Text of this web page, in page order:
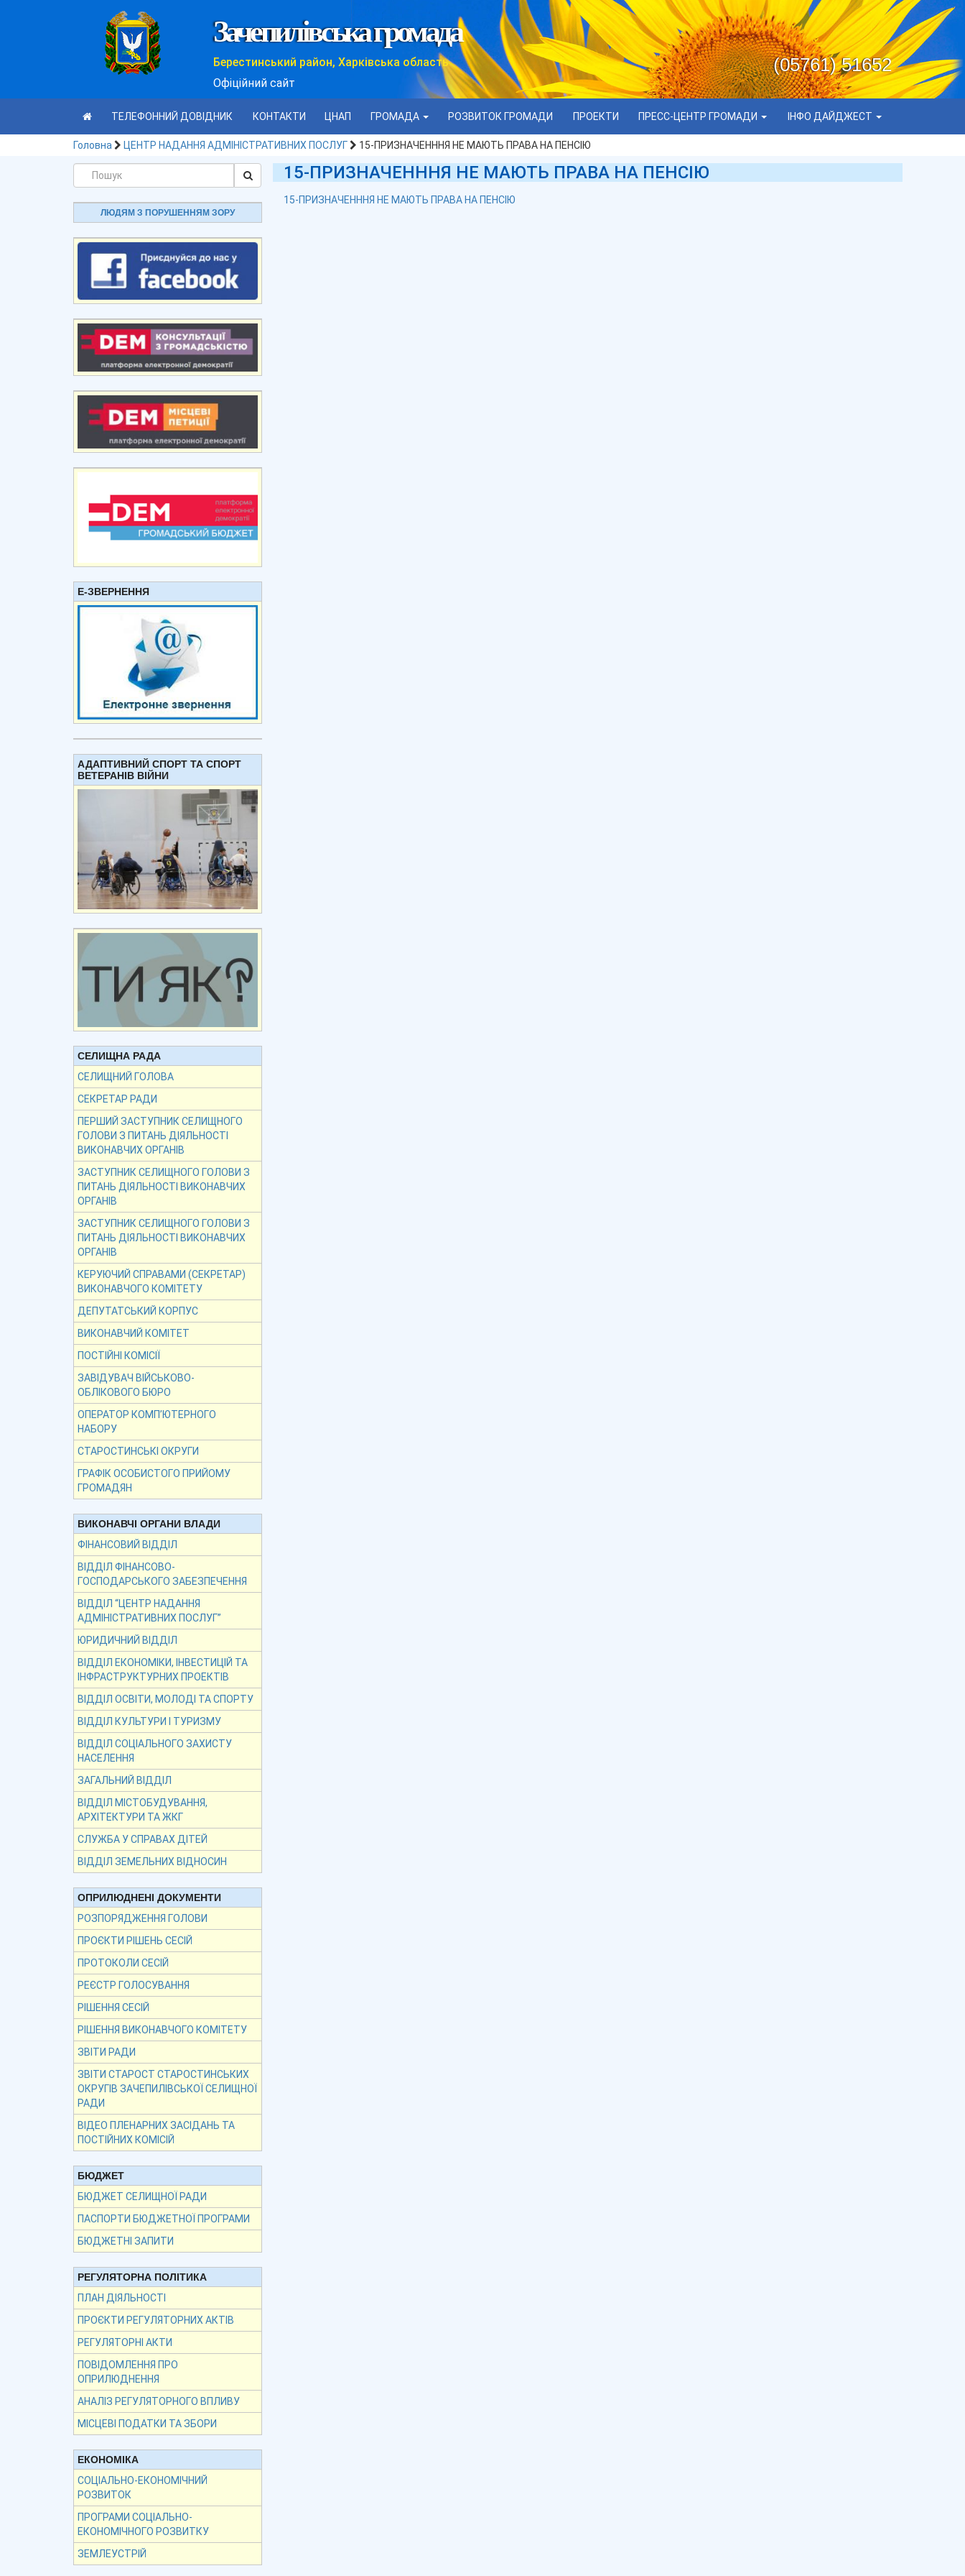
Зачепилівська громада
Берестинський район, Харківська область
Офіційний сайт
(05761) 51652
ТЕЛЕФОННИЙ ДОВІДНИК КОНТАКТИ ЦНАП ГРОМАДА РОЗВИТОК ГРОМАДИ ПРОЕКТИ ПРЕСС-ЦЕНТР ГРОМАДИ ІНФО ДАЙДЖЕСТ
Головна ЦЕНТР НАДАННЯ АДМІНІСТРАТИВНИХ ПОСЛУГ 15-ПРИЗНАЧЕНННЯ НЕ МАЮТЬ ПРАВА НА ПЕНСІЮ
ЛЮДЯМ З ПОРУШЕННЯМ ЗОРУ
Е-ЗВЕРНЕННЯ
АДАПТИВНИЙ СПОРТ ТА СПОРТ
ВЕТЕРАНІВ ВІЙНИ
СЕЛИЩНА РАДА
СЕЛИЩНИЙ ГОЛОВА
СЕКРЕТАР РАДИ
ПЕРШИЙ ЗАСТУПНИК СЕЛИЩНОГО
ГОЛОВИ З ПИТАНЬ ДІЯЛЬНОСТІ
ВИКОНАВЧИХ ОРГАНІВ
ЗАСТУПНИК СЕЛИЩНОГО ГОЛОВИ З
ПИТАНЬ ДІЯЛЬНОСТІ ВИКОНАВЧИХ
ОРГАНІВ
ЗАСТУПНИК СЕЛИЩНОГО ГОЛОВИ З
ПИТАНЬ ДІЯЛЬНОСТІ ВИКОНАВЧИХ
ОРГАНІВ
КЕРУЮЧИЙ СПРАВАМИ (СЕКРЕТАР)
ВИКОНАВЧОГО КОМІТЕТУ
ДЕПУТАТСЬКИЙ КОРПУС
ВИКОНАВЧИЙ КОМІТЕТ
ПОСТІЙНІ КОМІСІЇ
ЗАВІДУВАЧ ВІЙСЬКОВО-
ОБЛІКОВОГО БЮРО
ОПЕРАТОР КОМП’ЮТЕРНОГО
НАБОРУ
СТАРОСТИНСЬКІ ОКРУГИ
ГРАФІК ОСОБИСТОГО ПРИЙОМУ
ГРОМАДЯН
ВИКОНАВЧІ ОРГАНИ ВЛАДИ
ФІНАНСОВИЙ ВІДДІЛ
ВІДДІЛ ФІНАНСОВО-
ГОСПОДАРСЬКОГО ЗАБЕЗПЕЧЕННЯ
ВІДДІЛ “ЦЕНТР НАДАННЯ
АДМІНІСТРАТИВНИХ ПОСЛУГ”
ЮРИДИЧНИЙ ВІДДІЛ
ВІДДІЛ ЕКОНОМІКИ, ІНВЕСТИЦІЙ ТА
ІНФРАСТРУКТУРНИХ ПРОЕКТІВ
ВІДДІЛ ОСВІТИ, МОЛОДІ ТА СПОРТУ
ВІДДІЛ КУЛЬТУРИ І ТУРИЗМУ
ВІДДІЛ СОЦІАЛЬНОГО ЗАХИСТУ
НАСЕЛЕННЯ
ЗАГАЛЬНИЙ ВІДДІЛ
ВІДДІЛ МІСТОБУДУВАННЯ,
АРХІТЕКТУРИ ТА ЖКГ
СЛУЖБА У СПРАВАХ ДІТЕЙ
ВІДДІЛ ЗЕМЕЛЬНИХ ВІДНОСИН
ОПРИЛЮДНЕНІ ДОКУМЕНТИ
РОЗПОРЯДЖЕННЯ ГОЛОВИ
ПРОЄКТИ РІШЕНЬ СЕСІЙ
ПРОТОКОЛИ СЕСІЙ
РЕЄСТР ГОЛОСУВАННЯ
РІШЕННЯ СЕСІЙ
РІШЕННЯ ВИКОНАВЧОГО КОМІТЕТУ
ЗВІТИ РАДИ
ЗВІТИ СТАРОСТ СТАРОСТИНСЬКИХ
ОКРУГІВ ЗАЧЕПИЛІВСЬКОЇ СЕЛИЩНОЇ
РАДИ
ВІДЕО ПЛЕНАРНИХ ЗАСІДАНЬ ТА
ПОСТІЙНИХ КОМІСІЙ
БЮДЖЕТ
БЮДЖЕТ СЕЛИЩНОЇ РАДИ
ПАСПОРТИ БЮДЖЕТНОЇ ПРОГРАМИ
БЮДЖЕТНІ ЗАПИТИ
РЕГУЛЯТОРНА ПОЛІТИКА
ПЛАН ДІЯЛЬНОСТІ
ПРОЄКТИ РЕГУЛЯТОРНИХ АКТІВ
РЕГУЛЯТОРНІ АКТИ
ПОВІДОМЛЕННЯ ПРО
ОПРИЛЮДНЕННЯ
АНАЛІЗ РЕГУЛЯТОРНОГО ВПЛИВУ
МІСЦЕВІ ПОДАТКИ ТА ЗБОРИ
ЕКОНОМІКА
СОЦІАЛЬНО-ЕКОНОМІЧНИЙ
РОЗВИТОК
ПРОГРАМИ СОЦІАЛЬНО-
ЕКОНОМІЧНОГО РОЗВИТКУ
ЗЕМЛЕУСТРІЙ
15-ПРИЗНАЧЕНННЯ НЕ МАЮТЬ ПРАВА НА ПЕНСІЮ
15-ПРИЗНАЧЕНННЯ НЕ МАЮТЬ ПРАВА НА ПЕНСІЮ